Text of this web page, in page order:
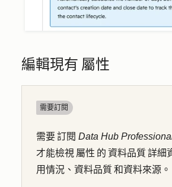
編輯現有 屬性
需要訂閱
需要 訂閱 Data Hub
才能檢視 屬性 的 資料品質 詳細
用情況、資料品質 和資料來源。